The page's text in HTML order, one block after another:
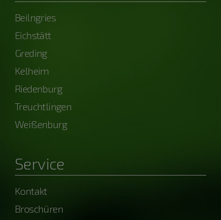
Beilngries
Eichstätt
Greding
Kelheim
Riedenburg
Treuchtlingen
Weißenburg
Service
Kontakt
Broschüren